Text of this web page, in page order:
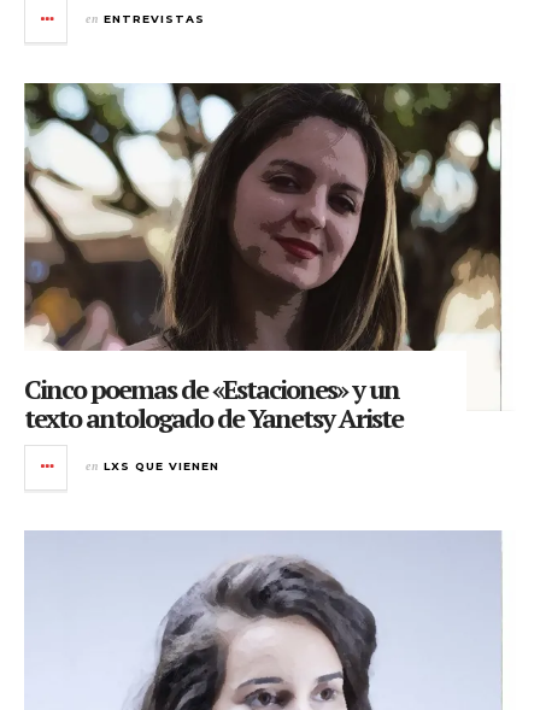
en ENTREVISTAS
Cinco poemas de «Estaciones» y un
texto antologado de Yanetsy Ariste
en LXS QUE VIENEN